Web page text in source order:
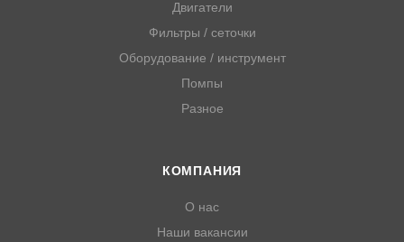
Двигатели
Фильтры / сеточки
Оборудование / инструмент
Помпы
Разное
КОМПАНИЯ
О нас
Наши вакансии